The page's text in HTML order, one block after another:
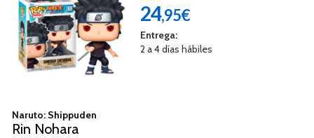
24,95€
Entrega:
2 a 4 días hábiles
Naruto: Shippuden
Rin Nohara